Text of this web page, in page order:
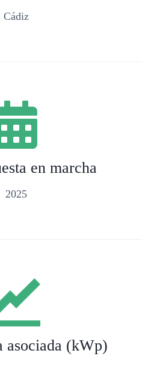
Cádiz
en marcha
2025
asociada (kWp)